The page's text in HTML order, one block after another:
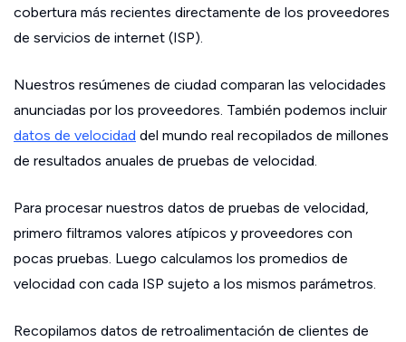
cobertura más recientes directamente de los proveedores
de servicios de internet (ISP).
Nuestros resúmenes de ciudad comparan las velocidades
anunciadas por los proveedores. También podemos incluir
datos de velocidad del mundo real recopilados de millones
de resultados anuales de pruebas de velocidad.
Para procesar nuestros datos de pruebas de velocidad,
primero filtramos valores atípicos y proveedores con
pocas pruebas. Luego calculamos los promedios de
velocidad con cada ISP sujeto a los mismos parámetros.
Recopilamos datos de retroalimentación de clientes de